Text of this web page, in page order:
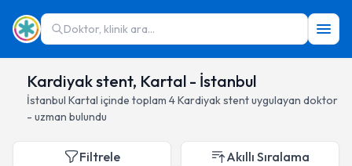
Doktor, klinik ara...
Kardiyak stent, Kartal - İstanbul
İstanbul Kartal içinde toplam 4Kardiyak stentuygulayan doktor
- uzman bulundu
Filtrele Akıllı Sıralama